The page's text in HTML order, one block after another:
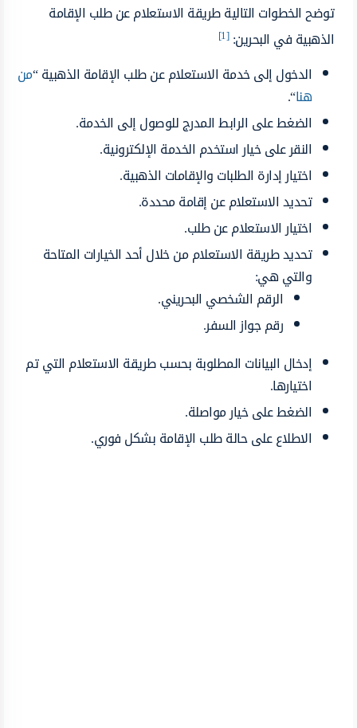
توضح الخطوات التالية طريقة الاستعلام عن طلب الإقامة
الذهبية في البحرين:[1]
الدخول إلى خدمة الاستعلام عن طلب الإقامة الذهبية “من
هنا“.
الضغط على الرابط المدرج للوصول إلى الخدمة.
النقر على خيار استخدم الخدمة الإلكترونية.
اختيار إدارة الطلبات والإقامات الذهبية.
تحديد الاستعلام عن إقامة محددة.
اختيار الاستعلام عن طلب.
تحديد طريقة الاستعلام من خلال أحد الخيارات المتاحة
والتي هي:
الرقم الشخصي البحريني.
رقم جواز السفر.
إدخال البيانات المطلوبة بحسب طريقة الاستعلام التي تم
اختيارها.
الضغط على خيار مواصلة.
الاطلاع على حالة طلب الإقامة بشكل فوري.